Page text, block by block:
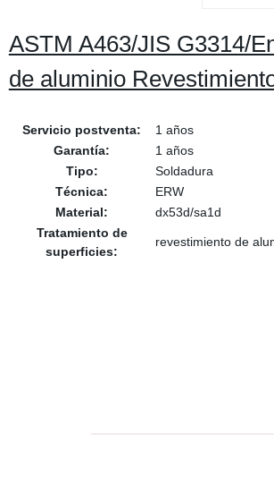
ASTM A463/JIS G3314/
de aluminio
Servicio postventa:
1 años
Garantía:
1 años
Tipo:
Soldadura
Técnica:
ERW
Material:
dx53d/sa1d
Tratamiento de
superficies:
revestimiento de